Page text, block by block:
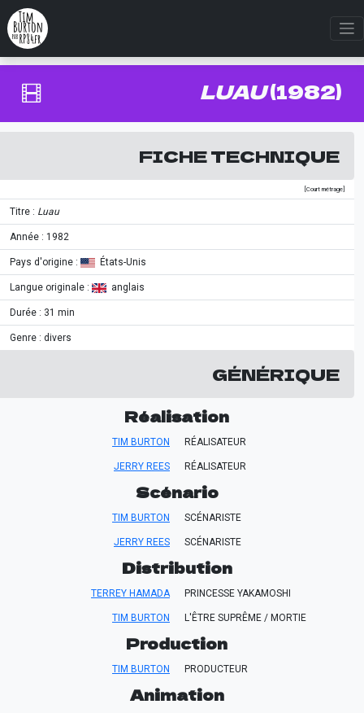
LUAU(1982)
FICHE TECHNIQUE
[Court métrage]
Titre : Luau
Année : 1982
Pays d'origine : États-Unis
Langue originale : anglais
Durée : 31 min
Genre : divers
GÉNÉRIQUE
Réalisation
TIM BURTON RÉALISATEUR
JERRY REES RÉALISATEUR
Scénario
TIM BURTON SCÉNARISTE
JERRY REES SCÉNARISTE
Distribution
TERREY HAMADA PRINCESSE YAKAMOSHI
TIM BURTON L'ÊTRE SUPRÊME / MORTIE
Production
TIM BURTON PRODUCTEUR
Animation